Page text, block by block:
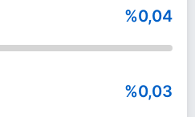
%0,04
%0,03